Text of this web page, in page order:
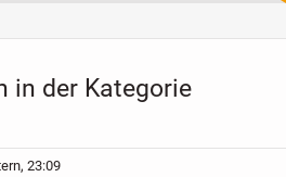
in der Kategorie
23:09